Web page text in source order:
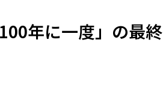
新】
年に一度」の最終